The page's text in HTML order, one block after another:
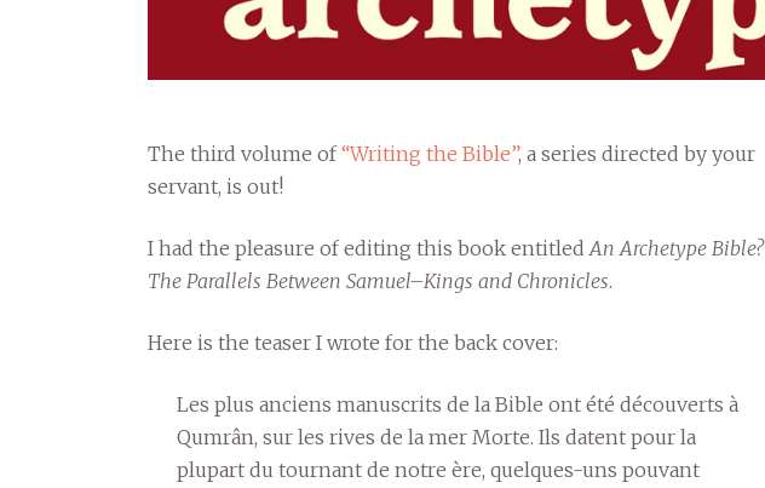
The third volume of“Writing the Bible”, a series directed by your
servant, is out!
I had the pleasure of editing this book entitled An Archetype Bible?
The Parallels Between Samuel–Kings and Chronicles.
Here is the teaser I wrote for the back cover:
Les plus anciens manuscrits de la Bible ont été découverts à
Qumrân, sur les rives de la mer Morte. Ils datent pour la
plupart du tournant de notre ère, quelques-uns pouvant